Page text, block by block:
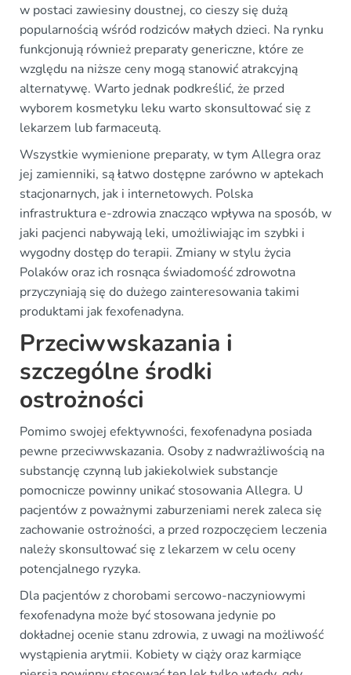
w postaci zawiesiny doustnej, co cieszy się dużą
popularnością wśród rodziców małych dzieci. Na rynku
funkcjonują również preparaty genericzne, które ze
względu na niższe ceny mogą stanowić atrakcyjną
alternatywę. Warto jednak podkreślić, że przed
wyborem kosmetyku leku warto skonsultować się z
lekarzem lub farmaceutą.
Wszystkie wymienione preparaty, w tym Allegra oraz
jej zamienniki, są łatwo dostępne zarówno w aptekach
stacjonarnych, jak i internetowych. Polska
infrastruktura e-zdrowia znacząco wpływa na sposób, w
jaki pacjenci nabywają leki, umożliwiając im szybki i
wygodny dostęp do terapii. Zmiany w stylu życia
Polaków oraz ich rosnąca świadomość zdrowotna
przyczyniają się do dużego zainteresowania takimi
produktami jak fexofenadyna.
Przeciwwskazania i
szczególne środki
ostrożności
Pomimo swojej efektywności, fexofenadyna posiada
pewne przeciwwskazania. Osoby z nadwrażliwością na
substancję czynną lub jakiekolwiek substancje
pomocnicze powinny unikać stosowania Allegra. U
pacjentów z poważnymi zaburzeniami nerek zaleca się
zachowanie ostrożności, a przed rozpoczęciem leczenia
należy skonsultować się z lekarzem w celu oceny
potencjalnego ryzyka.
Dla pacjentów z chorobami sercowo-naczyniowymi
fexofenadyna może być stosowana jedynie po
dokładnej ocenie stanu zdrowia, z uwagi na możliwość
wystąpienia arytmii. Kobiety w ciąży oraz karmiące